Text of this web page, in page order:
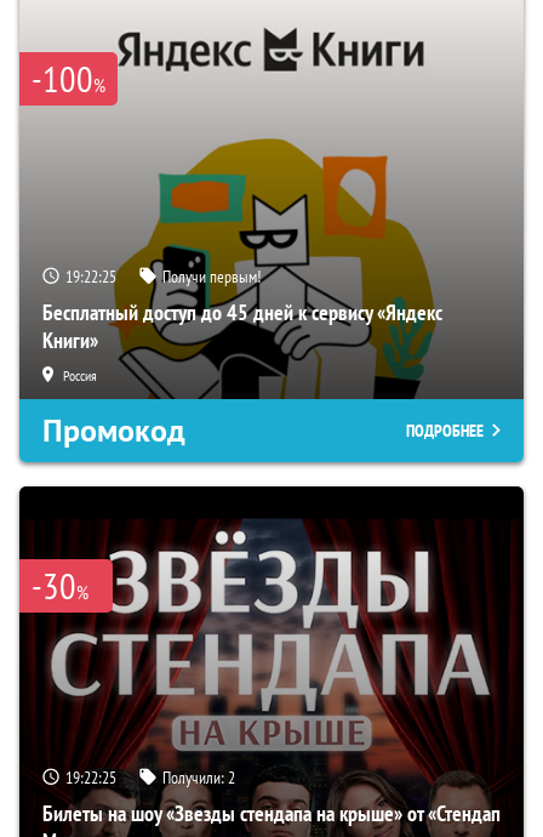
-100%
19:22:24 Получи первым!
Бесплатный доступ до 45 дней к сервису «Яндекс
Книги»
Россия
Промокод ПОДРОБНЕЕ
-30%
19:22:24 Получили:2
Билеты на шоу «Звезды стендапа на крыше» от «Стендап